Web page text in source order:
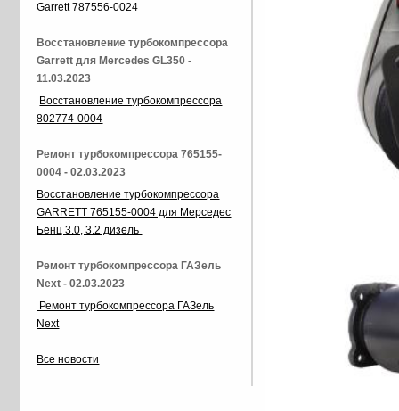
Garrett 787556-0024
Восстановление турбокомпрессора
Garrett для Mercedes GL350 -
11.03.2023
Восстановление турбокомпрессора
802774-0004
Ремонт турбокомпрессора 765155-
0004 - 02.03.2023
Восстановление турбокомпрессора
GARRETT 765155-0004 для Мерседес
Бенц 3.0, 3.2 дизель
Ремонт турбокомпрессора ГАЗель
Next - 02.03.2023
Ремонт турбокомпрессора ГАЗель
Next
Все новости